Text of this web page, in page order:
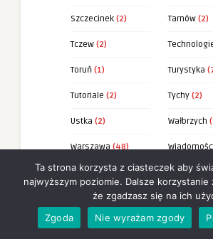
Szczecinek (2) Tarnów (2)
Tczew (2)
Toruń (1) Turystyka
Tutoriale (2) Tychy (2)
Ustka (2) Wałbrzych
Warszawa(48)
Wieliczka(2) Wiersze
Wierszyki(73)
Włocławek (2) Wrocław (9)
Ta strona korzysta z ciasteczek aby
najwyższym poziomie. Dalsze korzystanie
że zgadzasz się na ich
Zgoda
Nie wyrażam zgody